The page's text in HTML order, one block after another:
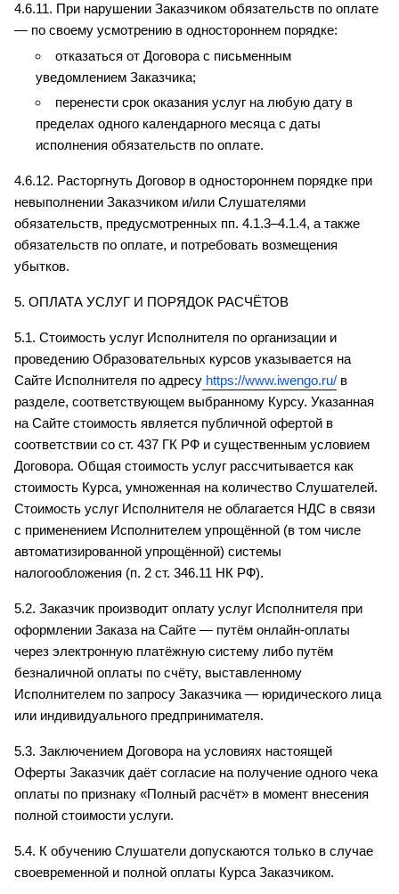
4.6.11. При нарушении Заказчиком обязательств по оплате
— по своему усмотрению в одностороннем порядке:
отказаться от Договора с письменным
уведомлением Заказчика;
перенести срок оказания услуг на любую дату в
пределах одного календарного месяца с даты
исполнения обязательств по оплате.
4.6.12. Расторгнуть Договор в одностороннем порядке при
невыполнении Заказчиком и/или Слушателями
обязательств, предусмотренных пп. 4.1.3–4.1.4, а также
обязательств по оплате, и потребовать возмещения
убытков.
5. ОПЛАТА УСЛУГ И ПОРЯДОК РАСЧЁТОВ
5.1. Стоимость услуг Исполнителя по организации и
проведению Образовательных курсов указывается на
Сайте Исполнителя по адресу https://www.iwengo.ru/ в
разделе, соответствующем выбранному Курсу. Указанная
на Сайте стоимость является публичной офертой в
соответствии со ст. 437 ГК РФ и существенным условием
Договора. Общая стоимость услуг рассчитывается как
стоимость Курса, умноженная на количество Слушателей.
Стоимость услуг Исполнителя не облагается НДС в связи
с применением Исполнителем упрощённой (в том числе
автоматизированной упрощённой) системы
налогообложения (п. 2 ст. 346.11 НК РФ).
5.2. Заказчик производит оплату услуг Исполнителя при
оформлении Заказа на Сайте — путём онлайн-оплаты
через электронную платёжную систему либо путём
безналичной оплаты по счёту, выставленному
Исполнителем по запросу Заказчика — юридического лица
или индивидуального предпринимателя.
5.3. Заключением Договора на условиях настоящей
Оферты Заказчик даёт согласие на получение одного чека
оплаты по признаку «Полный расчёт» в момент внесения
полной стоимости услуги.
5.4. К обучению Слушатели допускаются только в случае
своевременной и полной оплаты Курса Заказчиком.